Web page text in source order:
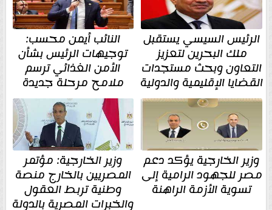
الرئيس السيسي يستقبل
ملك البحرين لتعزيز
التعاون وبحث مستجدات
القضايا الإقليمية والدولية
النائب أيمن محسب:
توجيهات الرئيس بشأن
الأمن الغذائي ترسم
ملامح مرحلة جديدة
وزير الخارجية يؤكد دعم
مصر للجهود الرامية إلى
تسوية الأزمة الراهنة
وزير الخارجية: مؤتمر
المصريين بالخارج منصة
وطنية تربط العقول
والخبرات المصرية بالدولة